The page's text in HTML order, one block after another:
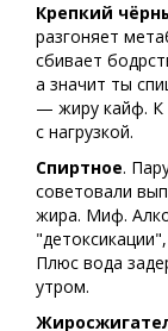
Крепкий
разгоняет
сбивает
а значит ты
— жиру кайф. К
с нагрузкой.
Спиртное.
советовали
жира. Миф.
Плюс вода
утром.